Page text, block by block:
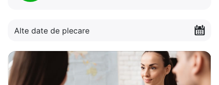
Alte date de plecare